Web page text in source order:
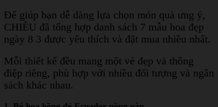
Để giúp bạn dễ dàng lựa chọn món quà ưng ý,
CHIÊU đã tổng hợp danh sách 7 mẫu hoa đẹp
ngày 8 3 được yêu thích và đặt mua nhiều nhất.
Mỗi thiết kế đều mang một vẻ đẹp và thông
điệp riêng, phù hợp với nhiều đối tượng và ngân
sách khác nhau.